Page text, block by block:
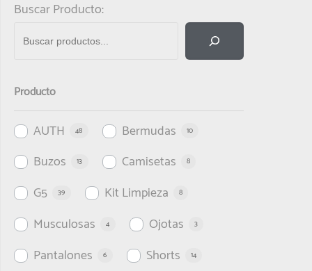
Buscar Producto:
Producto
AUTH 48 Bermudas 10
Buzos 13 Camisetas 8
G5 39 Kit Limpieza 8
Musculosas 4 Ojotas 3
Pantalones 6 Shorts 14